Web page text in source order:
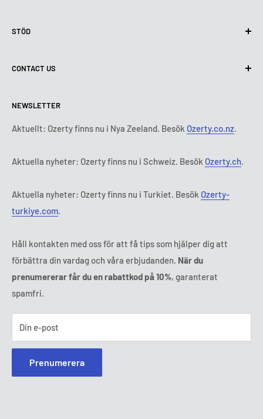
Användning av cookies (GDPR)
Leveransvillkor
Betalningsvillkor
Abonnemangets villkor och bestämmelser
STÖD
Kontakta oss
Rättsligt meddelande
FAQ
Ozerty håller dig säker
CONTACT US
Tisdag:9:00 - 18:00
Onsdag:
9:00 - 18:00
Fredag:
9:00 - 18:00
Tl: 010 884 87 30
E-post:
NEWSLETTER
Aktuellt: Ozerty finns nu i Nya Zeeland. Besök Ozerty.co.nz.
Aktuella nyheter: Ozerty finns nu i Schweiz. Besök Ozerty.ch.
Aktuella nyheter: Ozerty finns nu i Turkiet. Besök Ozerty-
turkiye.com.
Håll kontakten med oss för att få tips som hjälper dig att
förbättra din vardag och våra erbjudanden. När du
prenumererar får du en rabattkod på 10%, garanterat
spamfri.
Din e-post
Prenumerera